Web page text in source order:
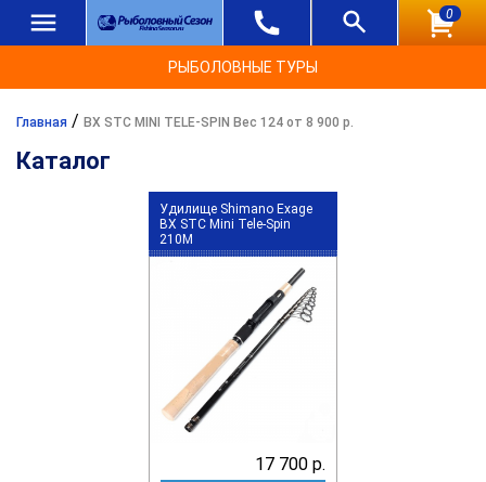
0
РЫБОЛОВНЫЕ ТУРЫ
Главная / BX STC MINI TELE-SPIN Вес 124 от 8 900 р.
Каталог
Удилище Shimano Exage
BX STC Mini Tele-Spin
210M
17 700 р.